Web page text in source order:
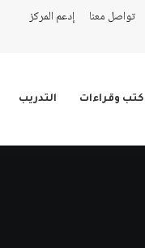
تواصل معنا إدعم المركز
كتب وقراءات التدريب